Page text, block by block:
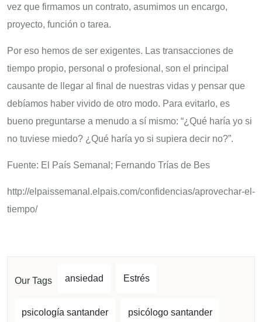
vez que firmamos un contrato, asumimos un encargo,
proyecto, función o tarea.
Por eso hemos de ser exigentes. Las transacciones de
tiempo propio, personal o profesional, son el principal
causante de llegar al final de nuestras vidas y pensar que
debíamos haber vivido de otro modo. Para evitarlo, es
bueno preguntarse a menudo a sí mismo: “¿Qué haría yo si
no tuviese miedo? ¿Qué haría yo si supiera decir no?”.
Fuente: El País Semanal; Fernando Trías de Bes
http://elpaissemanal.elpais.com/confidencias/aprovechar-el-
tiempo/
Our Tags ansiedad Estrés
psicología santander psicólogo santander